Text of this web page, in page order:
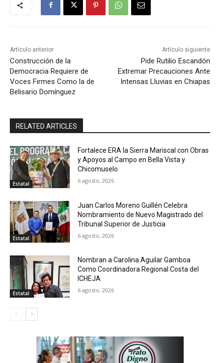
Artículo anterior
Construcción de la
Democracia Requiere de
Voces Firmes Como la de
Belisario Domínguez
Artículo siguiente
Pide Rutilio Escandón
Extremar Precauciones Ante
Intensas Lluvias en Chiapas
RELATED ARTICLES
Estatal
Fortalece ERA la Sierra Mariscal con Obras
y Apoyos al Campo en Bella Vista y
Chicomuselo
6 agosto, 2026
Estatal
Juan Carlos Moreno Guillén Celebra
Nombramiento de Nuevo Magistrado del
Tribunal Superior de Justicia
6 agosto, 2026
Estatal
Nombran a Carolina Aguilar Gamboa
Como Coordinadora Regional Costa del
ICHEJA
6 agosto, 2026